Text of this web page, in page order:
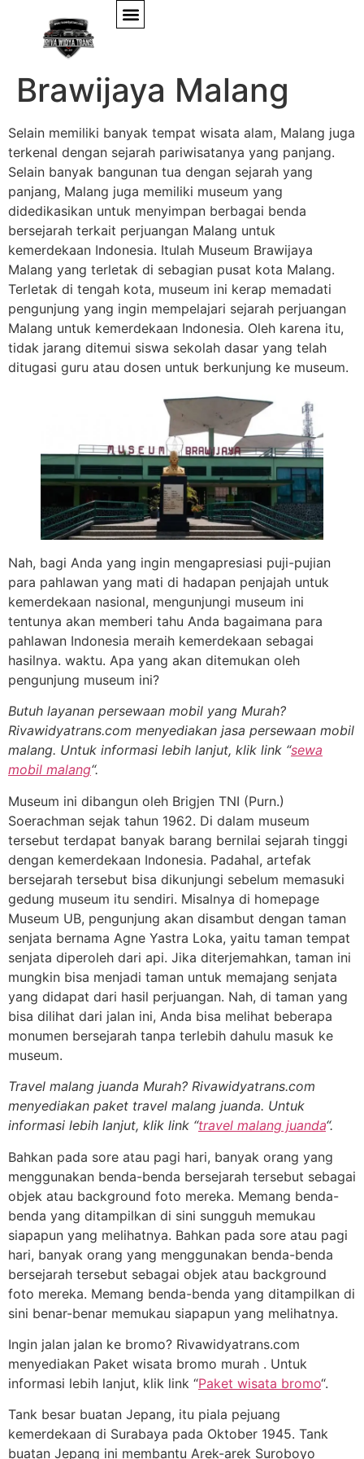
Mengenal Musium
Brawijaya Malang
Selain memiliki banyak tempat wisata alam, Malang juga
terkenal dengan sejarah pariwisatanya yang panjang.
Selain banyak bangunan tua dengan sejarah yang
panjang, Malang juga memiliki museum yang
didedikasikan untuk menyimpan berbagai benda
bersejarah terkait perjuangan Malang untuk
kemerdekaan Indonesia. Itulah Museum Brawijaya
Malang yang terletak di sebagian pusat kota Malang.
Terletak di tengah kota, museum ini kerap memadati
pengunjung yang ingin mempelajari sejarah perjuangan
Malang untuk kemerdekaan Indonesia. Oleh karena itu,
tidak jarang ditemui siswa sekolah dasar yang telah
ditugasi guru atau dosen untuk berkunjung ke museum.
Nah, bagi Anda yang ingin mengapresiasi puji-pujian
para pahlawan yang mati di hadapan penjajah untuk
kemerdekaan nasional, mengunjungi museum ini
tentunya akan memberi tahu Anda bagaimana para
pahlawan Indonesia meraih kemerdekaan sebagai
hasilnya. waktu. Apa yang akan ditemukan oleh
pengunjung museum ini?
Butuh layanan persewaan mobil yang Murah?
Rivawidyatrans.com menyediakan jasa persewaan mobil
malang. Untuk informasi lebih lanjut, klik link “sewa
mobil malang“.
Museum ini dibangun oleh Brigjen TNI (Purn.)
Soerachman sejak tahun 1962. Di dalam museum
tersebut terdapat banyak barang bernilai sejarah tinggi
dengan kemerdekaan Indonesia. Padahal, artefak
bersejarah tersebut bisa dikunjungi sebelum memasuki
gedung museum itu sendiri. Misalnya di homepage
Museum UB, pengunjung akan disambut dengan taman
senjata bernama Agne Yastra Loka, yaitu taman tempat
senjata diperoleh dari api. Jika diterjemahkan, taman ini
mungkin bisa menjadi taman untuk memajang senjata
yang didapat dari hasil perjuangan. Nah, di taman yang
bisa dilihat dari jalan ini, Anda bisa melihat beberapa
monumen bersejarah tanpa terlebih dahulu masuk ke
museum.
Travel malang juanda Murah? Rivawidyatrans.com
menyediakan paket travel malang juanda. Untuk
informasi lebih lanjut, klik link “travel malang juanda“.
Bahkan pada sore atau pagi hari, banyak orang yang
menggunakan benda-benda bersejarah tersebut sebagai
objek atau background foto mereka. Memang benda-
benda yang ditampilkan di sini sungguh memukau
siapapun yang melihatnya. Bahkan pada sore atau pagi
hari, banyak orang yang menggunakan benda-benda
bersejarah tersebut sebagai objek atau background
foto mereka. Memang benda-benda yang ditampilkan di
sini benar-benar memukau siapapun yang melihatnya.
Ingin jalan jalan ke bromo? Rivawidyatrans.com
menyediakan Paket wisata bromo murah . Untuk
informasi lebih lanjut, klik link “Paket wisata bromo“.
Tank besar buatan Jepang, itu piala pejuang
kemerdekaan di Surabaya pada Oktober 1945. Tank
buatan Jepang ini membantu Arek-arek Suroboyo